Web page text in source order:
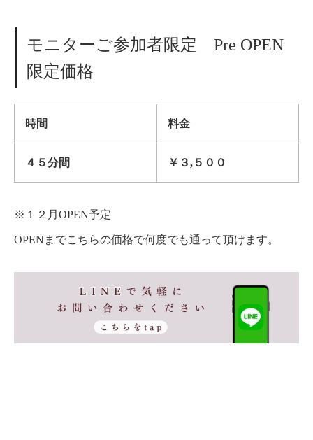
モニターご参加者限定 Pre OPEN
限定価格
時間 料金
４５分間 ￥３,５００
※１２月OPEN予定
OPENまでこちらの価格で何度でも通って頂けます。